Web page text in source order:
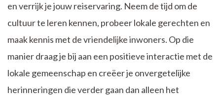
en verrijk je jouw reiservaring. Neem de tijd om de
cultuur te leren kennen, probeer lokale gerechten en
maak kennis met de vriendelijke inwoners. Op die
manier draag je bij aan een positieve interactie met de
lokale gemeenschap en creëer je onvergetelijke
herinneringen die verder gaan dan alleen het